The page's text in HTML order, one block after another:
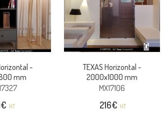
-
mm
€ HT
TEXAS Horizontal -
2000x1000 mm
MX17106
216€ HT